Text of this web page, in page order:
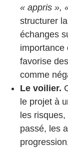
« appris »,
structurer
échanges
importance
favorise
comme
Le voilier.
le projet à
les
passé, les